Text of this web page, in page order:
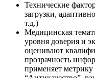
Технические
загрузки,
т.д.)
Медицинская
уровня доверия и
оценивают
прозрачность
применяет